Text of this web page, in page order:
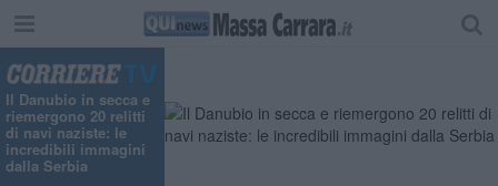
Il Danubio in secca e
riemergono 20 relitti
di navi naziste: le
incredibili immagini
dalla Serbia